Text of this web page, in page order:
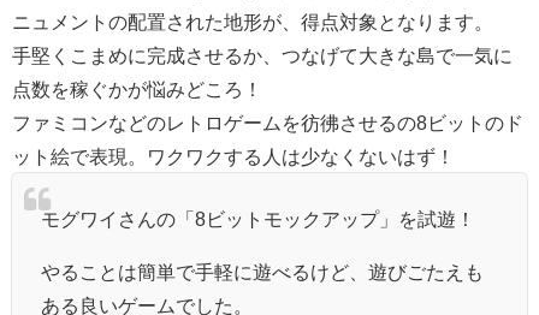
ニュメントの配置された地形が、得点対象となります。
手堅くこまめに完成させるか、つなげて大きな島で一気に
点数を稼ぐかが悩みどころ！
ファミコンなどのレトロゲームを彷彿させるの8ビットのド
ット絵で表現。ワクワクする人は少なくないはず！
モグワイさんの「8ビットモックアップ」を試遊！
やることは簡単で手軽に遊べるけど、遊びごたえも
ある良いゲームでした。